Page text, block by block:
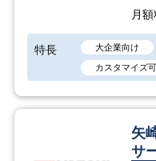
月額
特長 大企業向け
カスタマイズ
矢
サ